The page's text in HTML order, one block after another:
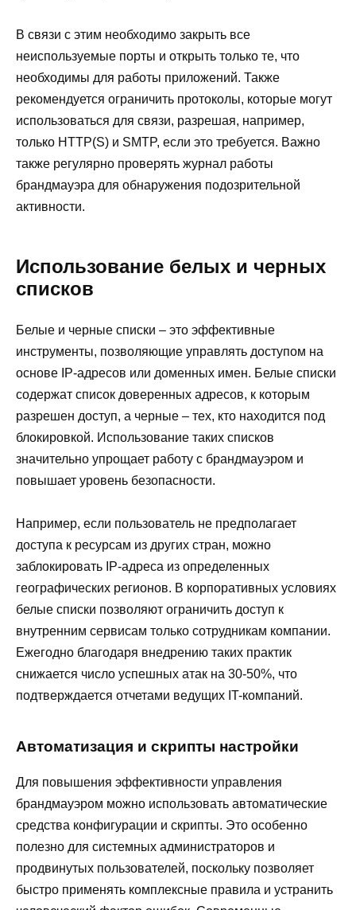
В связи с этим необходимо закрыть все
неиспользуемые порты и открыть только те, что
необходимы для работы приложений. Также
рекомендуется ограничить протоколы, которые могут
использоваться для связи, разрешая, например,
только HTTP(S) и SMTP, если это требуется. Важно
также регулярно проверять журнал работы
брандмауэра для обнаружения подозрительной
активности.
Использование белых и черных
списков
Белые и черные списки – это эффективные
инструменты, позволяющие управлять доступом на
основе IP-адресов или доменных имен. Белые списки
содержат список доверенных адресов, к которым
разрешен доступ, а черные – тех, кто находится под
блокировкой. Использование таких списков
значительно упрощает работу с брандмауэром и
повышает уровень безопасности.
Например, если пользователь не предполагает
доступа к ресурсам из других стран, можно
заблокировать IP-адреса из определенных
географических регионов. В корпоративных условиях
белые списки позволяют ограничить доступ к
внутренним сервисам только сотрудникам компании.
Ежегодно благодаря внедрению таких практик
снижается число успешных атак на 30-50%, что
подтверждается отчетами ведущих IT-компаний.
Автоматизация и скрипты настройки
Для повышения эффективности управления
брандмауэром можно использовать автоматические
средства конфигурации и скрипты. Это особенно
полезно для системных администраторов и
продвинутых пользователей, поскольку позволяет
быстро применять комплексные правила и устранить